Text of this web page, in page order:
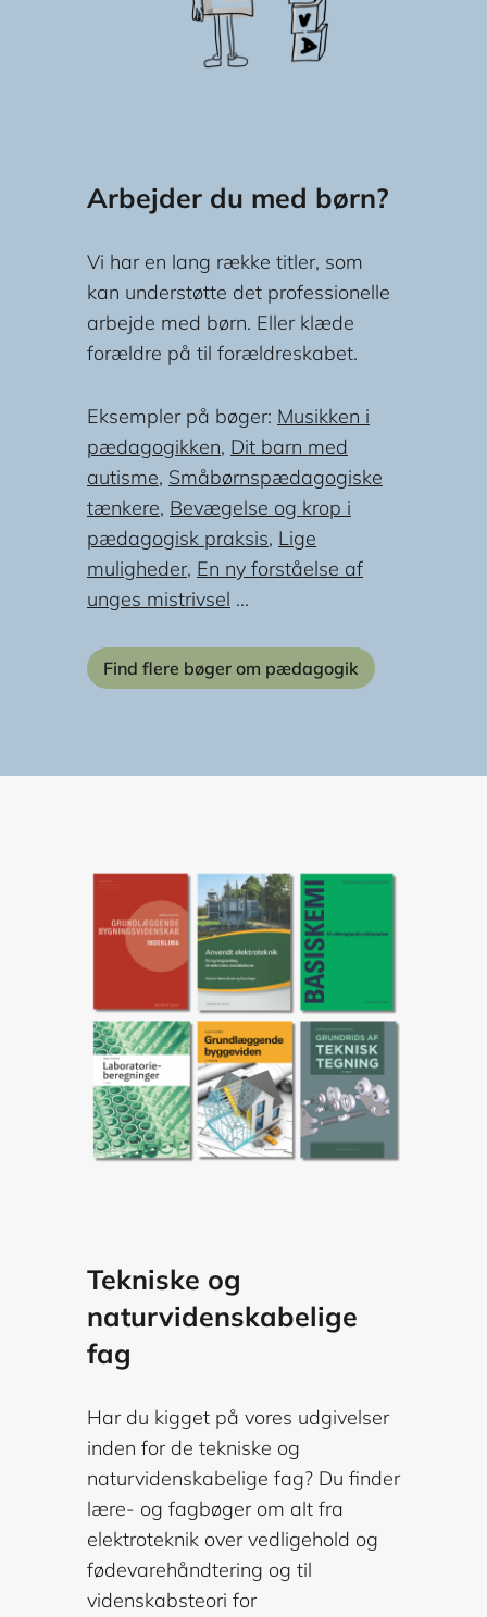
Arbejder du med børn?
Vi har en lang række titler, som
kan understøtte det professionelle
arbejde med børn. Eller klæde
forældre på til forældreskabet.
Eksempler på bøger: Musikken i
pædagogikken, Dit barn med
autisme, Småbørnspædagogiske
tænkere, Bevægelse og krop i
pædagogisk praksis, Lige
muligheder, En ny forståelse af
unges mistrivsel ...
Find flere bøger om pædagogik
Tekniske og
naturvidenskabelige
fag
Har du kigget på vores udgivelser
inden for de tekniske og
naturvidenskabelige fag? Du finder
lære- og fagbøger om alt fra
elektroteknik over vedligehold og
fødevarehåndtering og til
videnskabsteori for